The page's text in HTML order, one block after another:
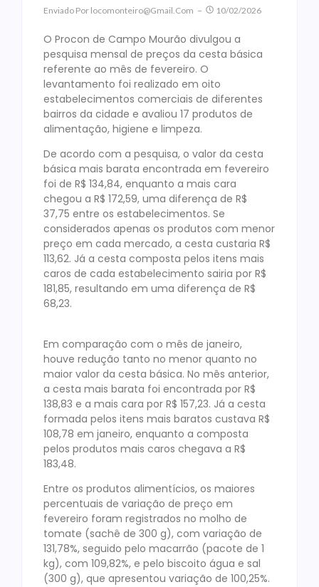
Enviado Por Locomonteiro@gmail.com 10/02/2026
O Procon de Campo Mourão divulgou a
pesquisa mensal de preços da cesta básica
referente ao mês de fevereiro. O
levantamento foi realizado em oito
estabelecimentos comerciais de diferentes
bairros da cidade e avaliou 17 produtos de
alimentação, higiene e limpeza.
De acordo com a pesquisa, o valor da cesta
básica mais barata encontrada em fevereiro
foi de R$ 134,84, enquanto a mais cara
chegou a R$ 172,59, uma diferença de R$
37,75 entre os estabelecimentos. Se
considerados apenas os produtos com menor
preço em cada mercado, a cesta custaria R$
113,62. Já a cesta composta pelos itens mais
caros de cada estabelecimento sairia por R$
181,85, resultando em uma diferença de R$
68,23.
Em comparação com o mês de janeiro,
houve redução tanto no menor quanto no
maior valor da cesta básica. No mês anterior,
a cesta mais barata foi encontrada por R$
138,83 e a mais cara por R$ 157,23. Já a cesta
formada pelos itens mais baratos custava R$
108,78 em janeiro, enquanto a composta
pelos produtos mais caros chegava a R$
183,48.
Entre os produtos alimentícios, os maiores
percentuais de variação de preço em
fevereiro foram registrados no molho de
tomate (sachê de 300 g), com variação de
131,78%, seguido pelo macarrão (pacote de 1
kg), com 109,82%, e pelo biscoito água e sal
(300 g), que apresentou variação de 100,25%.